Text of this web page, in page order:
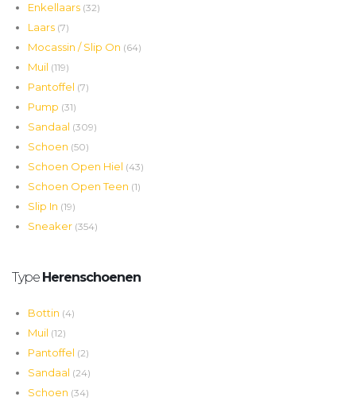
Enkellaars (32)
Laars (7)
Mocassin / Slip On (64)
Muil (119)
Pantoffel (7)
Pump (31)
Sandaal (309)
Schoen (50)
Schoen Open Hiel (43)
Schoen Open Teen (1)
Slip In (19)
Sneaker (354)
Type Herenschoenen
Bottin (4)
Muil (12)
Pantoffel (2)
Sandaal (24)
Schoen (34)